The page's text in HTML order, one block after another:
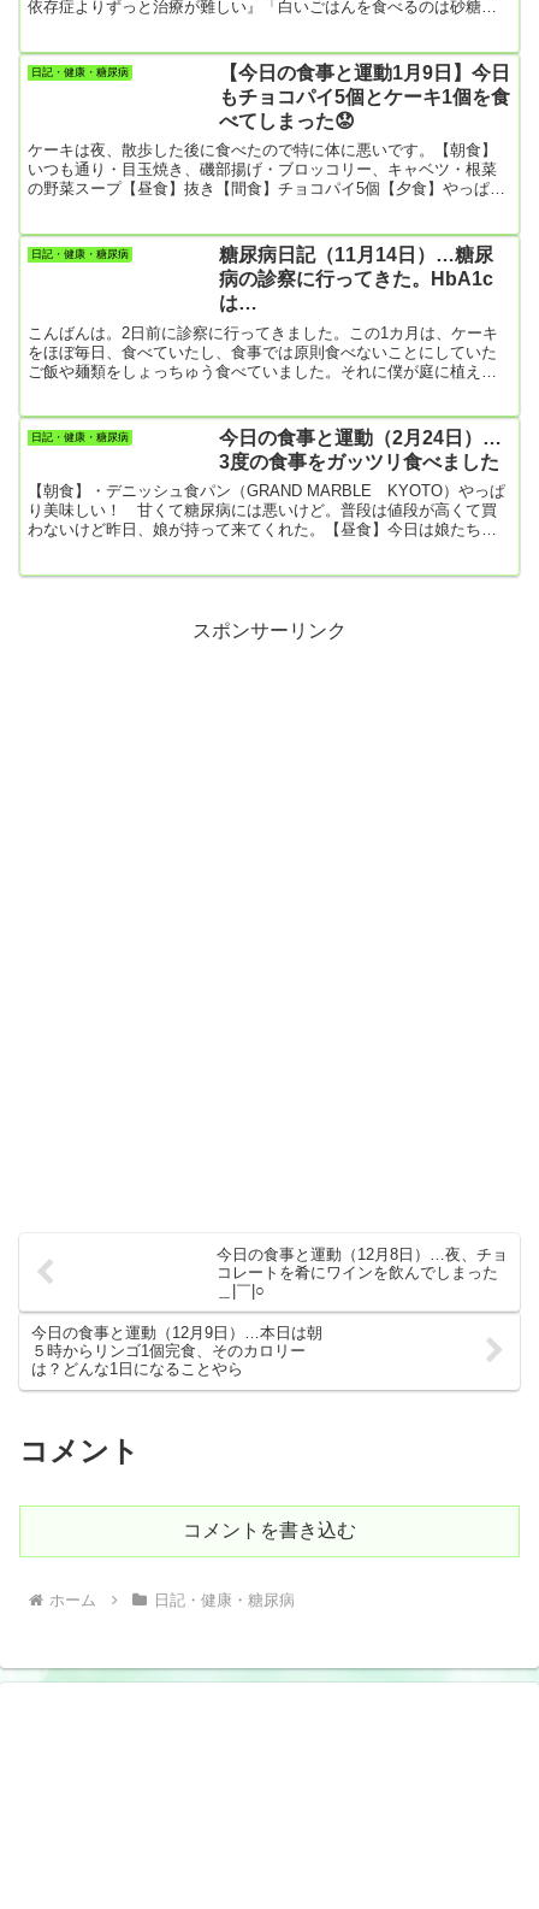
依存症よりずっと治療が難しい』「白いごはんを食べるのは砂糖を
いるんですけど、先ほど台所でインスタント冷麺を出して「食べよ
うか、いや、我慢すべきか」と思案していたところ。そしたらこの
記事に出会ってしまった。幸運なことだと捉えよう。 「白いご飯」
日記・健康・糖尿病
【今日の食事と運動1月9日】今日
もチョコパイ5個とケーキ1個を食
べてしまった😟
ケーキは夜、散歩した後に食べたので特に体に悪いです。【朝食】
いつも通り・目玉焼き、磯部揚げ・ブロッコリー、キャベツ・根菜
の野菜スープ【昼食】抜き【間食】チョコパイ5個【夕食】やっぱり
日記・健康・糖尿病
糖尿病日記（11月14日）…糖尿
病の診察に行ってきた。HbA1c
は…
こんばんは。2日前に診察に行ってきました。この1カ月は、ケーキ
をほぼ毎日、食べていたし、食事では原則食べないことにしていた
ご飯や麺類をしょっちゅう食べていました。それに僕が庭に植えた
糖も最悪なんですけど。その上、ウォーキングや筋トレもあまりで
きなかったし。何だか、疲れてしまって・・・・。こんな生活を1カ
月続けたので、体重も前回の診察時に比べて1.4㎏も増えてしまいま
した。こんな...
日記・健康・糖尿病
今日の食事と運動（2月24日）…
3度の食事をガッツリ食べました
【朝食】・デニッシュ食パン（GRAND MARBLE KYOTO）やっぱ
り美味しい！ 甘くて糖尿病には悪いけど。普段は値段が高くて買
わないけど昨日、娘が持って来てくれた。【昼食】今日は娘たちが
スポンサーリンク
今日の食事と運動（12月8日）…夜、チョ
コレートを肴にワインを飲んでしまった
＿|￣|○
今日の食事と運動（12月9日）…本日は朝
５時からリンゴ1個完食、そのカロリー
は？どんな1日になることやら
コメント
コメントを書き込む
ホーム 日記・健康・糖尿病